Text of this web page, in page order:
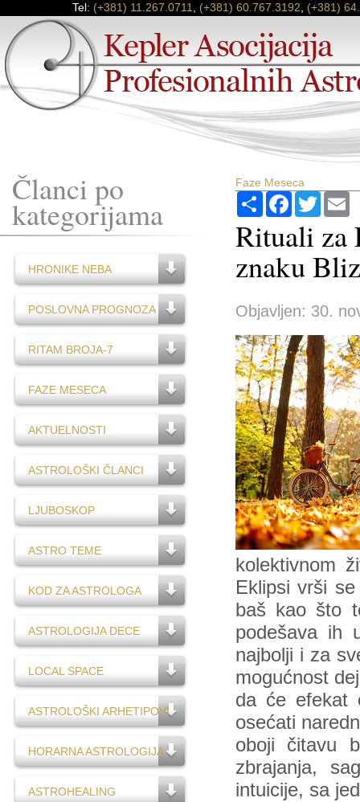
Tel: (+381) 11.267.0711 (+381) 60.767.3192 (+381)
Članci po
kategorijama
HRONIKE NEBA
POSLOVNA PROGNOZA
RITAM BROJA-7
FAZE MESECA
AKTUELNOSTI
ASTROLOŠKI ČLANCI
LJUBOSKOP
ASTRO TEME
KOD ZA ASTROLOGA
ASTROLOGIJA DECE
LOCAL SPACE
ASTROLOŠKI ARHETIPOVI
HORARNA ASTROLOGIJA
ASTROHEALING
Faze Meseca
PodijeliFacebook
Twitter
Rituali za
znaku
Objavljen: 30.
kolektivnom
Eklipsi vrši
baš kao što
podešava ih
najbolji i za
mogućnost
da će efekat
osećati
oboji čitavu
zbrajanja,
intuicije, sa